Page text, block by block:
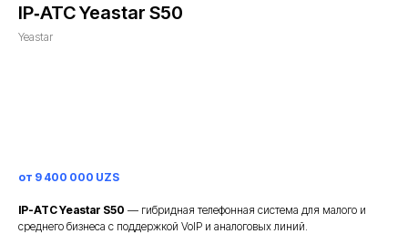
IP‑АТС Yeastar S50
Yeastar
от 9 400 000 UZS
IP-АТС Yeastar S50 — гибридная телефонная система для малого и
среднего бизнеса с поддержкой VoIP и аналоговых линий.